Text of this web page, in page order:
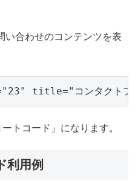
い合わせのコンテンツを表
title="コンタクトフ
トコード」になります。
利用例